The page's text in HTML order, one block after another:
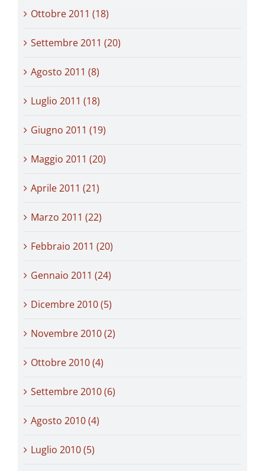
Ottobre 2011 (18)
Settembre 2011 (20)
Agosto 2011 (8)
Luglio 2011 (18)
Giugno 2011 (19)
Maggio 2011 (20)
Aprile 2011 (21)
Marzo 2011 (22)
Febbraio 2011 (20)
Gennaio 2011 (24)
Dicembre 2010 (5)
Novembre 2010 (2)
Ottobre 2010 (4)
Settembre 2010 (6)
Agosto 2010 (4)
Luglio 2010 (5)